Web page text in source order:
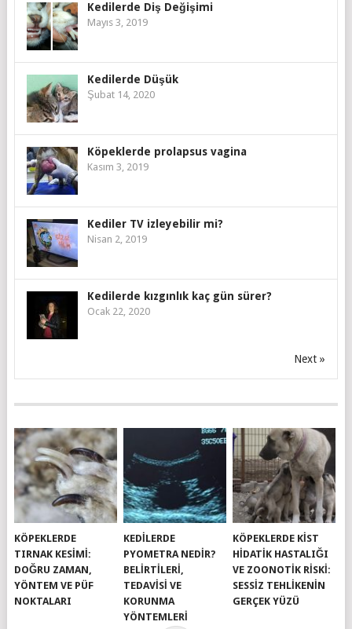
Kedilerde Diş Değişimi
Mayıs 3, 2019
Kedilerde Düşük
Şubat 14, 2020
Köpeklerde prolapsus vagina
Kasım 3, 2019
Kediler TV izleyebilir mi?
Nisan 2, 2019
Kedilerde kızgınlık kaç gün sürer?
Ocak 22, 2020
Next »
KÖPEKLERDE
TIRNAK KESIMI:
DOĞRU ZAMAN,
YÖNTEM VE PÜF
NOKTALARI
KEDILERDE
PYOMETRA NEDIR?
BELIRTILERI,
TEDAVISI VE
KORUNMA
YÖNTEMLERI
KÖPEKLERDE KIST
HIDATIK HASTALIĞI
VE ZOONOTIK RISKI:
SESSIZ TEHLIKENIN
GERÇEK YÜZÜ